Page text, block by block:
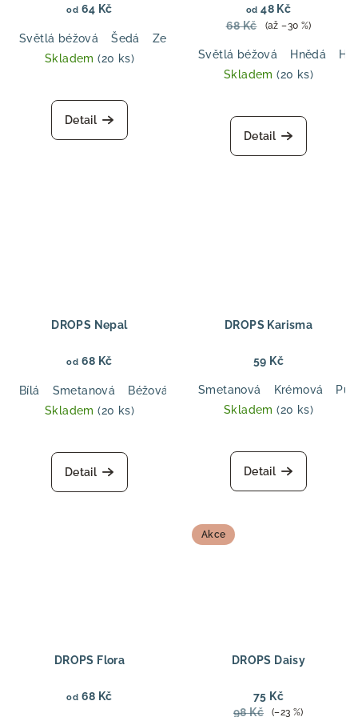
polyamidu, ideální pro
od 64 Kč
Světlá béžová Šedá Zelený oceán
Skladem(20 ks)
Detail
od 48 Kč
68 Kč
(až –30 %)
Světlá béžová Hnědá
Skladem(20 ks)
hodnocení
produktu
Detail
DROPS Nepal
od 68 Kč
Bílá Smetanová Béžová Pudrová růž Růžová
Antuka
Skladem(20 ks)
hodnocení
produktu
Detail
DROPS Karisma
59 Kč
Smetanová Krémová
Skladem(20 ks)
Detail
DROPS Flora
od 68 Kč
Akce
DROPS Daisy
75 Kč
98 Kč
(–23 %)